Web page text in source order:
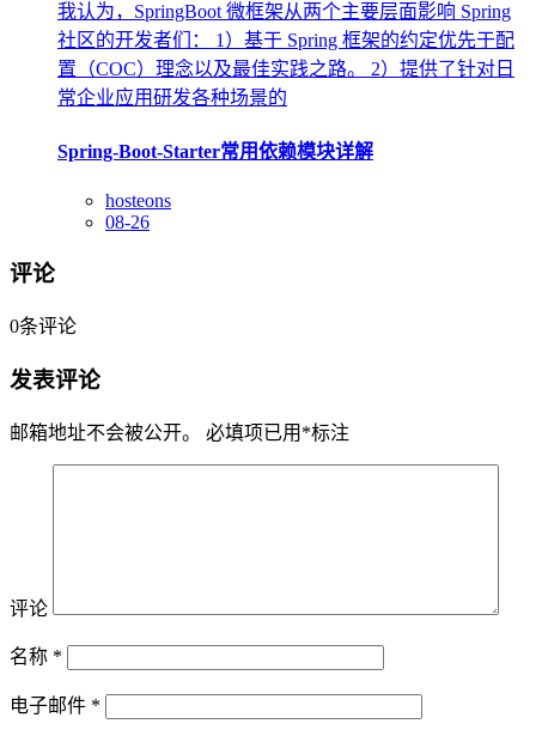
我认为，SpringBoot 微框架从两个主要层面影响 Spring
社区的开发者们： 1）基于 Spring 框架的约定优先于配
置（COC）理念以及最佳实践之路。 2）提供了针对日
常企业应用研发各种场景的
Spring-Boot-Starter常用依赖模块详解
hosteons
08-26
评论
0条评论
发表评论
邮箱地址不会被公开。 必填项已用 *标注
评论
名称 *
电子邮件 *